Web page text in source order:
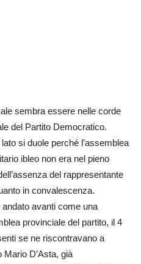
sembra essere nelle corde
del Partito Democratico.
si duole perché l’assemblea
ibleo non era nel pieno
del rappresentante
in convalescenza.
andato avanti come una
provinciale del partito, il 4
se ne riscontravano a
Mario D’Asta, già